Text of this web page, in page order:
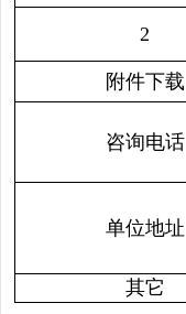
2
附件下载
咨询电话
单位地址
其它